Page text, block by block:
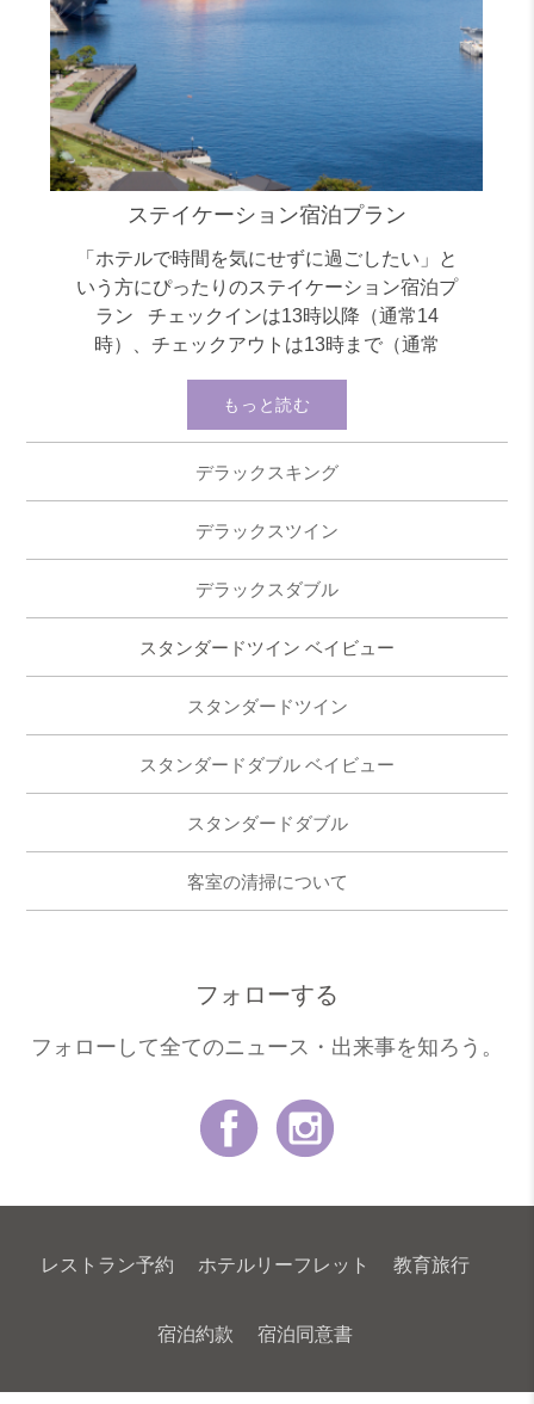
ステイケーション宿泊プラン
「ホテルで時間を気にせずに過ごしたい」と
いう方にぴったりのステイケーション宿泊プ
ラン チェックインは13時以降（通常14
時）、チェックアウトは13時まで（通常
もっと読む
デラックスキング
デラックスツイン
デラックスダブル
スタンダードツイン ベイビュー
スタンダードツイン
スタンダードダブル ベイビュー
スタンダードダブル
客室の清掃について
フォローする
フォローして全てのニュース・出来事を知ろう。
レストラン予約 ホテルリーフレット 教育旅行
宿泊約款 宿泊同意書